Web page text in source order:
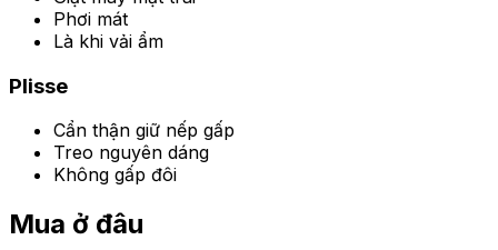
Phơi mát
Là khi vải ẩm
Plisse
Cẩn thận giữ nếp gấp
Treo nguyên dáng
Không gấp đôi
Mua ở đâu